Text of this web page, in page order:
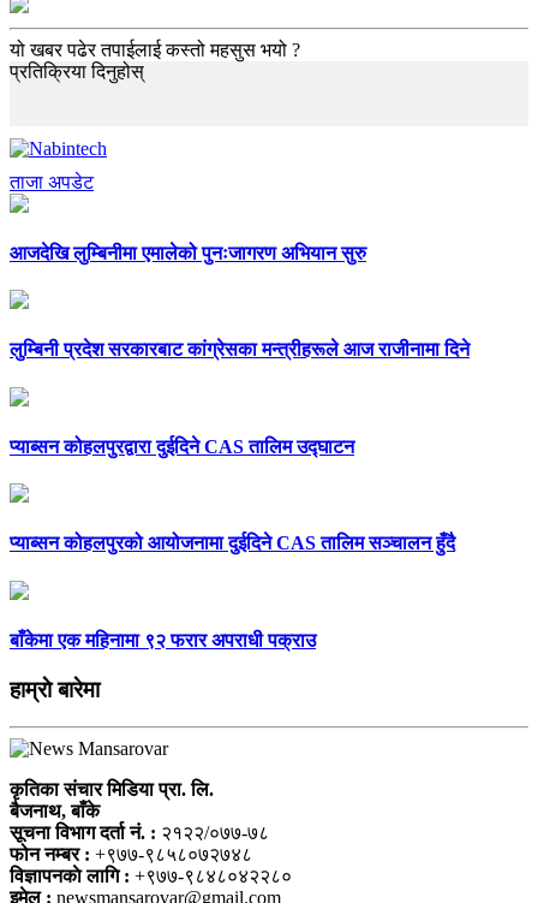
यो खबर पढेर तपाईलाई कस्तो महसुस भयो ?
प्रतिक्रिया दिनुहोस्
ताजा अपडेट
आजदेखि लुम्बिनीमा एमालेको पुनःजागरण अभियान सुरु
लुम्बिनी प्रदेश सरकारबाट कांग्रेसका मन्त्रीहरूले आज राजीनामा दिने
प्याब्सन कोहलपुरद्वारा दुईदिने CAS तालिम उद्घाटन
प्याब्सन कोहलपुरको आयोजनामा दुईदिने CAS तालिम सञ्चालन हुँदै
बाँकेमा एक महिनामा ९२ फरार अपराधी पक्राउ
हाम्राे बारेमा
कृतिका संचार मिडिया प्रा. लि.
बैजनाथ, बाँके
सूचना विभाग दर्ता नं. : २१२२/०७७-७८
फोन नम्बर : +९७७-९८५८०७२७४८
विज्ञापनकाे लागि : +९७७-९८४८०४२२८०
इमेल : newsmansarovar@gmail.com